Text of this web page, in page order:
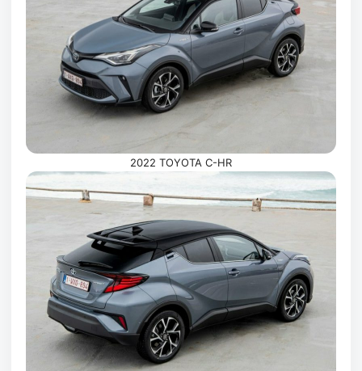
2022 TOYOTA C-HR